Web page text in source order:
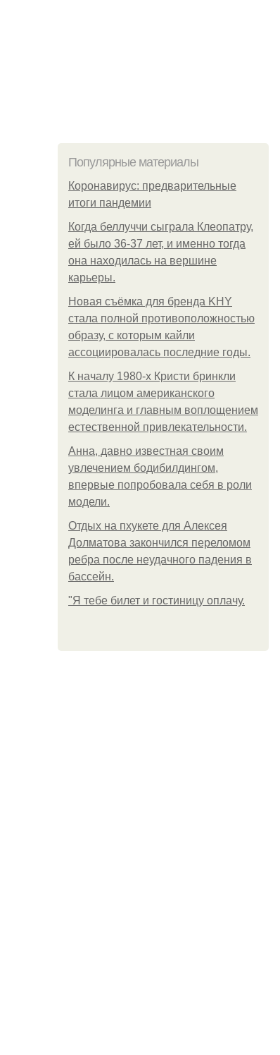
Популярные материалы
Коронавирус: предварительные
итоги пандемии
Когда беллуччи сыграла Клеопатру,
ей было 36-37 лет, и именно тогда
она находилась на вершине
карьеры.
Новая съёмка для бренда KHY
стала полной противоположностью
образу, с которым кайли
ассоциировалась последние годы.
К началу 1980-х Кристи бринкли
стала лицом американского
моделинга и главным воплощением
естественной привлекательности.
Анна, давно известная своим
увлечением бодибилдингом,
впервые попробовала себя в роли
модели.
Отдых на пхукете для Алексея
Долматова закончился переломом
ребра после неудачного падения в
бассейн.
"Я тебе билет и гостиницу оплачу.